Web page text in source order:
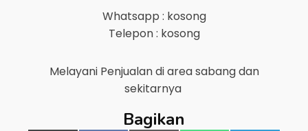
Whatsapp : kosong
Telepon : kosong
Melayani Penjualan di areasabangdan
sekitarnya
Bagikan